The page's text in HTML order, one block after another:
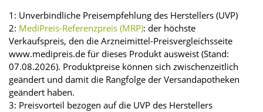
1: Unverbindliche Preisempfehlung des Herstellers (UVP)
2: MediPreis-Referenzpreis (MRP): der höchste
Verkaufspreis, den die Arzneimittel-Preisvergleichsseite
www.medipreis.de für dieses Produkt ausweist (Stand:
07.08.2026). Produktpreise können sich zwischenzeitlich
geändert und damit die Rangfolge der Versandapotheken
geändert haben.
3: Preisvorteil bezogen auf die UVP des Herstellers